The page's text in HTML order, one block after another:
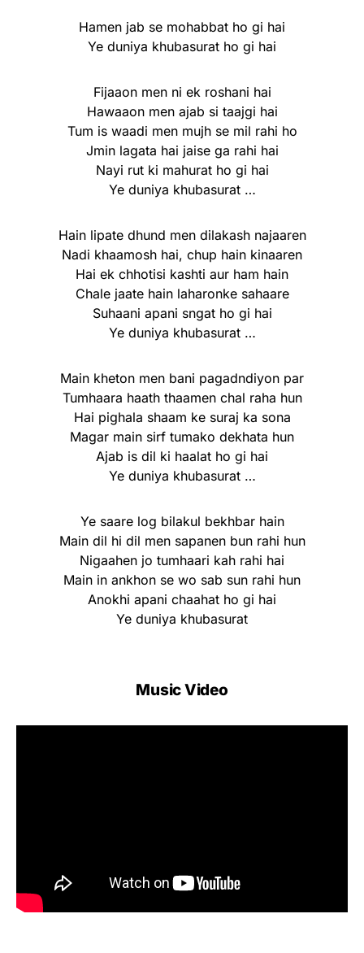
Hamen jab se mohabbat ho gi hai
Ye duniya khubasurat ho gi hai
Fijaaon men ni ek roshani hai
Hawaaon men ajab si taajgi hai
Tum is waadi men mujh se mil rahi ho
Jmin lagata hai jaise ga rahi hai
Nayi rut ki mahurat ho gi hai
Ye duniya khubasurat …
Hain lipate dhund men dilakash najaaren
Nadi khaamosh hai, chup hain kinaaren
Hai ek chhotisi kashti aur ham hain
Chale jaate hain laharonke sahaare
Suhaani apani sngat ho gi hai
Ye duniya khubasurat …
Main kheton men bani pagadndiyon par
Tumhaara haath thaamen chal raha hun
Hai pighala shaam ke suraj ka sona
Magar main sirf tumako dekhata hun
Ajab is dil ki haalat ho gi hai
Ye duniya khubasurat …
Ye saare log bilakul bekhbar hain
Main dil hi dil men sapanen bun rahi hun
Nigaahen jo tumhaari kah rahi hai
Main in ankhon se wo sab sun rahi hun
Anokhi apani chaahat ho gi hai
Ye duniya khubasurat
Music Video